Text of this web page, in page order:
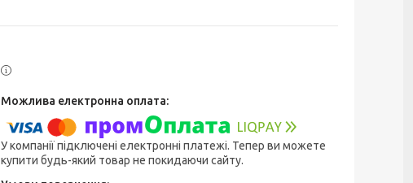
У компанії підключені електронні платежі. Тепер ви можете
купити будь-який товар не покидаючи сайту.